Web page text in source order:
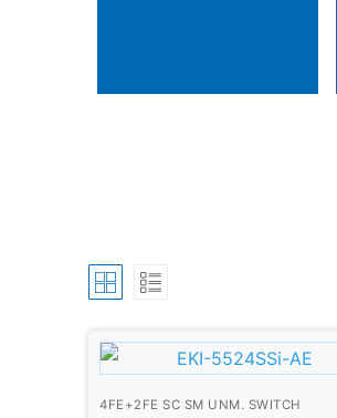
4FE+2FE SC SM UNM. SWITCH